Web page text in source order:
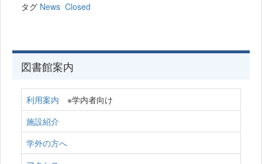
タグ News Closed
図書館案内
利用案内 ※学内者向け
施設紹介
学外の方へ